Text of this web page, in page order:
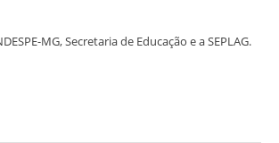
MG, Secretaria de Educação e a SEPLAG.